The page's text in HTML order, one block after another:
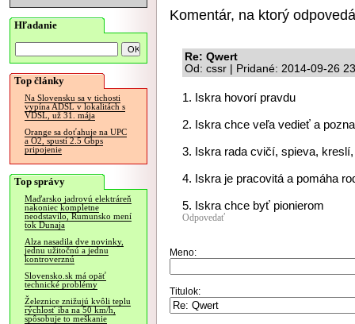
Hľadanie
Top články
Na Slovensku sa v tichosti
vypína ADSL v lokalitách s
VDSL, už 31. mája
Orange sa doťahuje na UPC
a O2, spustí 2.5 Gbps
pripojenie
Top správy
Maďarsko jadrovú elektráreň
nakoniec kompletne
neodstavilo, Rumunsko mení
tok Dunaja
Alza nasadila dve novinky,
jednu užitočnú a jednu
kontroverznú
Slovensko.sk má opäť
technické problémy
Železnice znižujú kvôli teplu
rýchlosť iba na 50 km/h,
spôsobuje to meškanie
Komentár, na ktorý
Re: Qwert
Od: cssr | Pridané: 2014-09-26
1. Iskra hovorí pravdu
2. Iskra chce veľa vedieť a
3. Iskra rada cvičí, spieva,
4. Iskra je pracovitá a pomáha
5. Iskra chce byť pionierom
Odpovedať
Meno:
Titulok: